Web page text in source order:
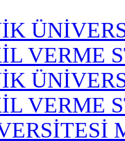
VERME
VERME